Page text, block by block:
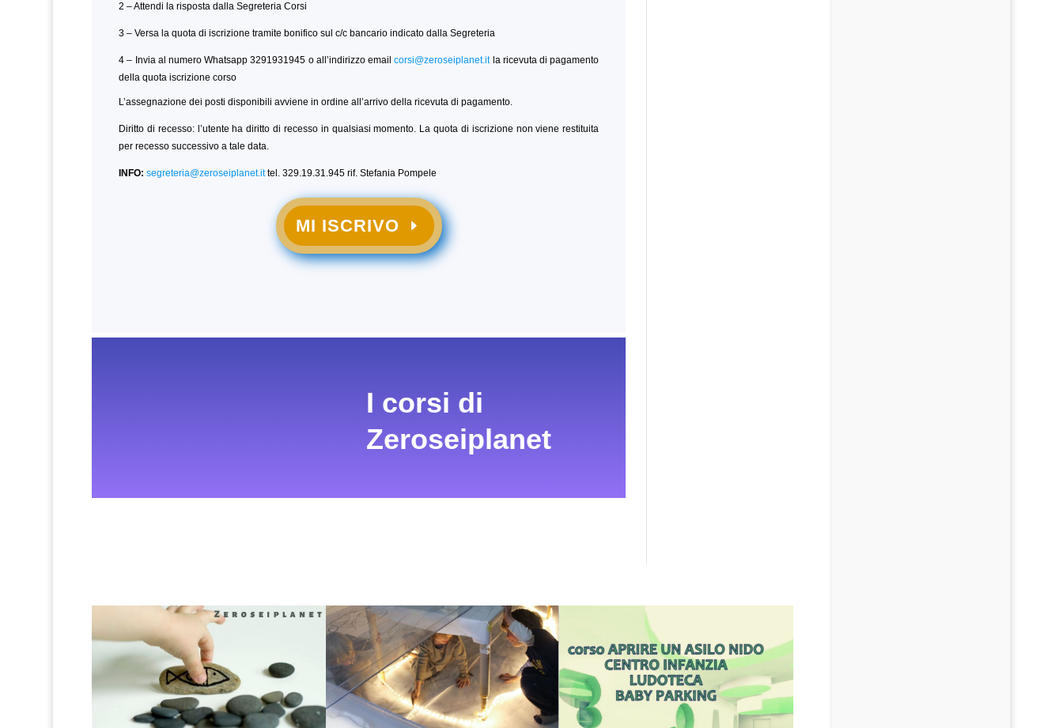
2 – Attendi la risposta dalla Segreteria Corsi
3 – Versa la quota di iscrizione tramite bonifico sul c/c bancario indicato dalla Segreteria
4 – Invia al numero Whatsapp 3291931945 o all’indirizzo emailcorsi@zeroseiplanet.itla ricevuta di pagamento
della quota iscrizione corso
L’assegnazione dei posti disponibili avviene in ordine all’arrivo della ricevuta di pagamento.
Diritto di recesso: l’utente ha diritto di recesso in qualsiasi momento. La quota di iscrizione non viene restituita
per recesso successivo a tale data.
INFO: segreteria@zeroseiplanet.ittel. 329.19.31.945 rif. Stefania Pompele
MI ISCRIVO
I corsi di
Zeroseiplanet